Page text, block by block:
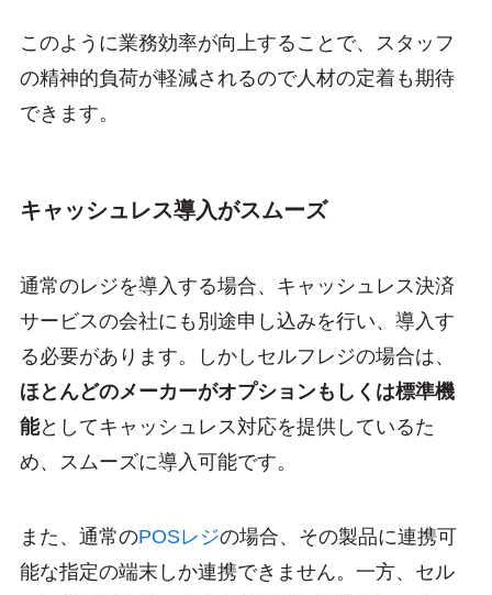
このように業務効率が向上することで、スタッフ
の精神的負荷が軽減されるので人材の定着も期待
できます。
キャッシュレス導入がスムーズ
通常のレジを導入する場合、キャッシュレス決済
サービスの会社にも別途申し込みを行い、導入す
る必要があります。しかしセルフレジの場合は、
ほとんどのメーカーがオプションもしくは標準機
能としてキャッシュレス対応を提供しているた
め、スムーズに導入可能です。
また、通常のPOSレジの場合、その製品に連携可
能な指定の端末しか連携できません。一方、セル